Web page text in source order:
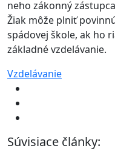
neho zákonný
Žiak môže plniť
spádovej škole, ak ho
základné vzdelávanie.
Vzdelávanie
Súvisiace články: